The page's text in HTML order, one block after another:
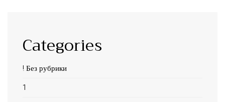
Categories
! Без рубрики
1